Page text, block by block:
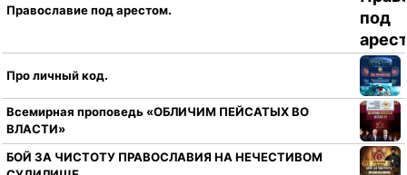
Православие под арестом.
Про личный код.
Всемирная проповедь «ОБЛИЧИМ ПЕЙСАТЫХ ВО
ВЛАСТИ»
БОЙ ЗА ЧИСТОТУ ПРАВОСЛАВИЯ НА НЕЧЕСТИВОМ